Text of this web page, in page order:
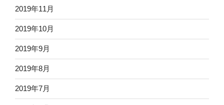
2019年11月
2019年10月
2019年9月
2019年8月
2019年7月